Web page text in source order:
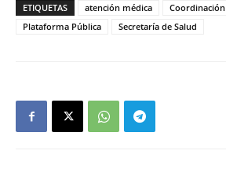
ETIQUETAS atención médica
Plataforma Pública
Secretaría de Salud